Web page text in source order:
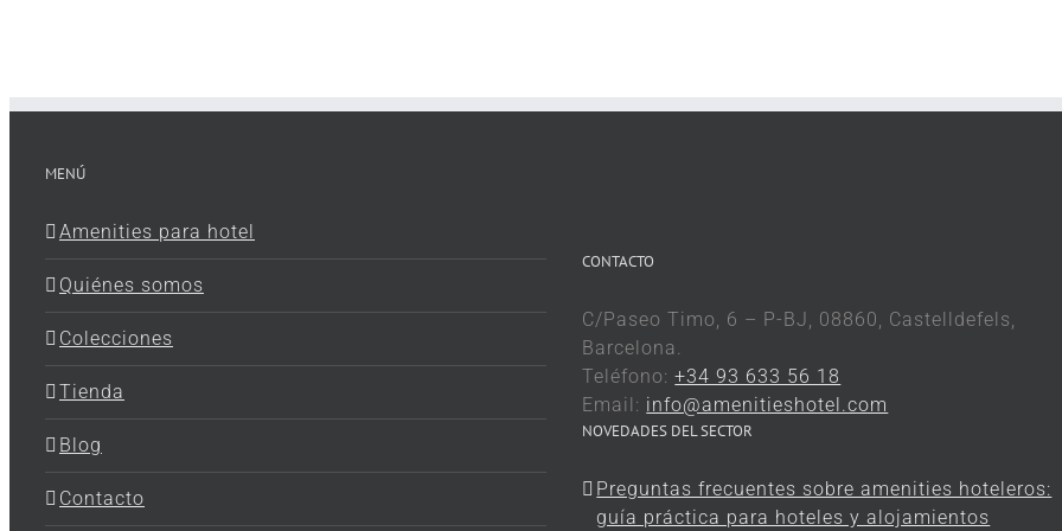
MENÚ
Amenities para hotel
Quiénes somos
Colecciones
Tienda
Blog
Contacto
CONTACTO
C/Paseo Timo, 6 – P-BJ, 08860, Castelldefels,
Barcelona.
Teléfono:+34 93 633 56 18
Email: info@amenitieshotel.com
NOVEDADES DEL SECTOR
Preguntas frecuentes sobre amenities hoteleros:
guía práctica para hoteles y alojamientos